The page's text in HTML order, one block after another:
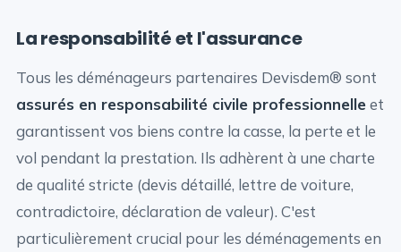
La responsabilité et l'assurance
Tous les déménageurs partenaires Devisdem® sont
assurés en responsabilité civile professionnelleet
garantissent vos biens contre la casse, la perte et le
vol pendant la prestation. Ils adhèrent à une charte
de qualité stricte (devis détaillé, lettre de voiture,
contradictoire, déclaration de valeur). C'est
particulièrement crucial pour les déménagements en